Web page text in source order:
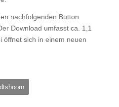
nachfolgenden Button
Download umfasst ca. 1,1
öffnet sich in einem neuen